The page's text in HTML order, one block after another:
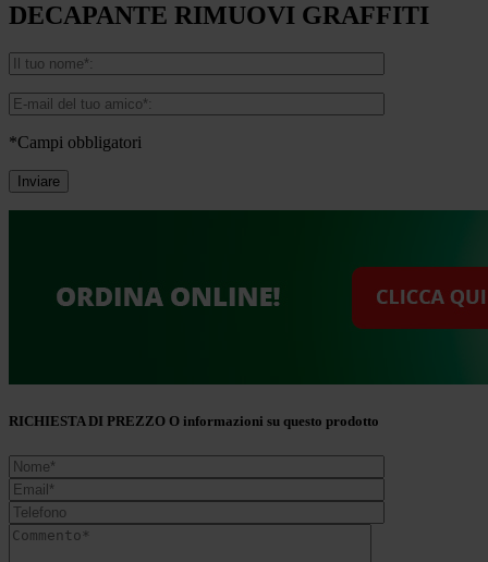
DECAPANTE RIMUOVI GRAFFITI
*Campi obbligatori
RICHIESTA DI PREZZO O informazioni su questo prodotto